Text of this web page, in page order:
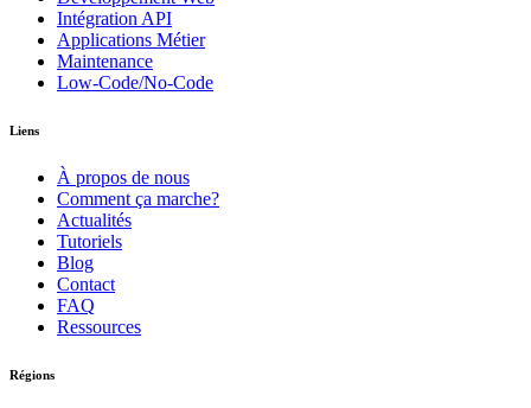
Intégration API
Applications Métier
Maintenance
Low-Code/No-Code
Liens
À propos de nous
Comment ça marche?
Actualités
Tutoriels
Blog
Contact
FAQ
Ressources
Régions